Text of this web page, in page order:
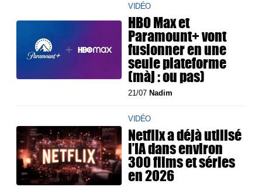
VIDÉO
HBO Max et
Paramount+ vont
fusionner en une
seule plateforme
(màj : ou pas)
21/07 Nadim
VIDÉO
Netflix a déjà utilisé
l’IA dans environ
300 films et séries
en 2026